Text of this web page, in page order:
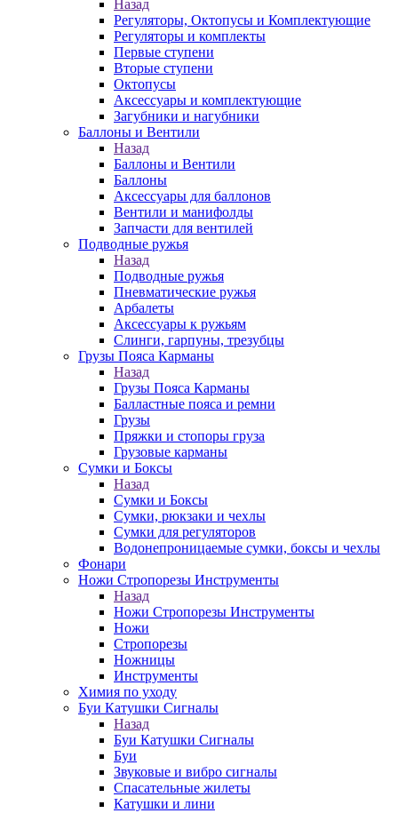
Назад
Регуляторы, Октопусы и Комплектующие
Регуляторы и комплекты
Первые ступени
Вторые ступени
Октопусы
Аксессуары и комплектующие
Загубники и нагубники
Баллоны и Вентили
Назад
Баллоны и Вентили
Баллоны
Аксессуары для баллонов
Вентили и манифолды
Запчасти для вентилей
Подводные ружья
Назад
Подводные ружья
Пневматические ружья
Арбалеты
Аксессуары к ружьям
Слинги, гарпуны, трезубцы
Грузы Пояса Карманы
Назад
Грузы Пояса Карманы
Балластные пояса и ремни
Грузы
Пряжки и стопоры груза
Грузовые карманы
Сумки и Боксы
Назад
Сумки и Боксы
Сумки, рюкзаки и чехлы
Сумки для регуляторов
Водонепроницаемые сумки, боксы и чехлы
Фонари
Ножи Стропорезы Инструменты
Назад
Ножи Стропорезы Инструменты
Ножи
Стропорезы
Ножницы
Инструменты
Химия по уходу
Буи Катушки Сигналы
Назад
Буи Катушки Сигналы
Буи
Звуковые и вибро сигналы
Спасательные жилеты
Катушки и лини